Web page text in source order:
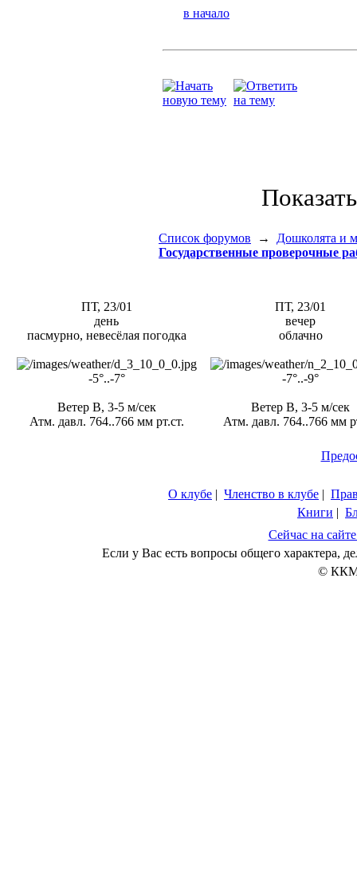
в начало
Список форумов → Дошколята и
Государственные проверочные
ПТ, 23/01
день
пасмурно, невесёлая погодка
-5°..-7°
Ветер В, 3-5 м/сек
Атм. давл. 764..766 мм рт.ст.
ПТ, 23/01
вечер
облачно
-7°..-9°
Ветер В, 3-5 м/сек
Атм. давл. 764..766 мм
О клубе | Членство в клубе |
Книги |
Сейчас на
Если у Вас есть вопросы общего характера,
© ККМ